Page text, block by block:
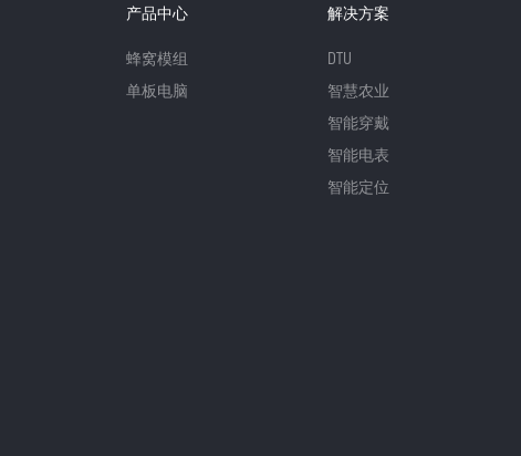
产品中心
蜂窝模组
单板电脑
解决方案
DTU
智慧农业
智能穿戴
智能电表
智能定位